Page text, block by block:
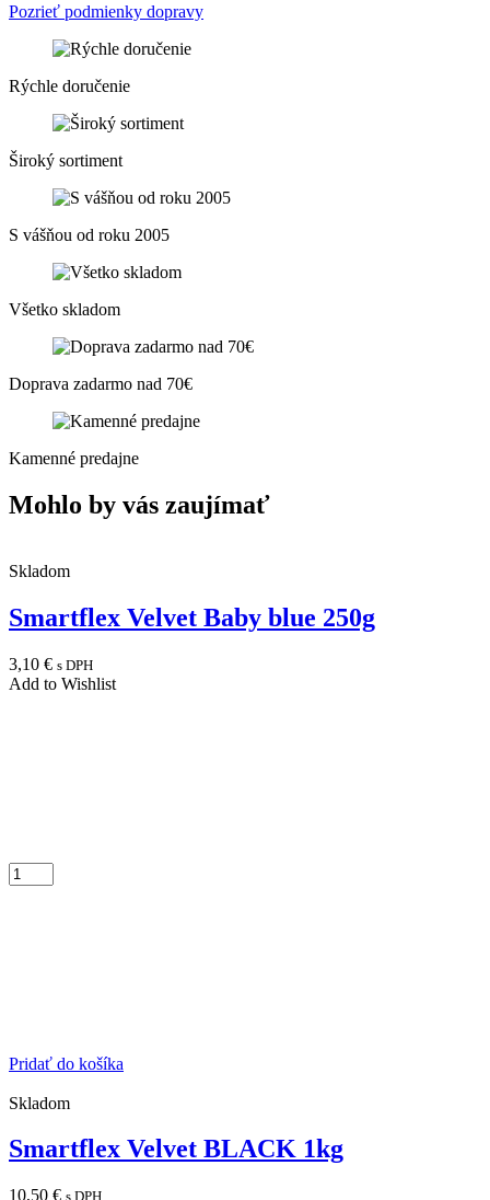
Pozrieť podmienky dopravy
Rýchle doručenie
Široký sortiment
S vášňou od roku 2005
Všetko skladom
Doprava zadarmo nad 70€
Kamenné predajne
Mohlo by vás zaujímať
Skladom
Smartflex Velvet Baby blue 250g
3,10 € s DPH
Add to Wishlist
Pridať do košíka
Skladom
Smartflex Velvet BLACK 1kg
10,50 € s DPH